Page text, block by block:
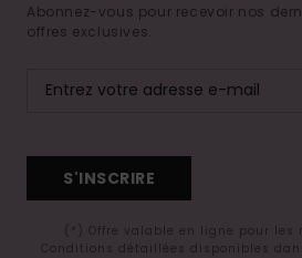
Abonnez-vous pour recevoir nos
offres exclusives.
S'INSCRIRE
(*) Offre valable en ligne pour les
Conditions détaillées disponibles